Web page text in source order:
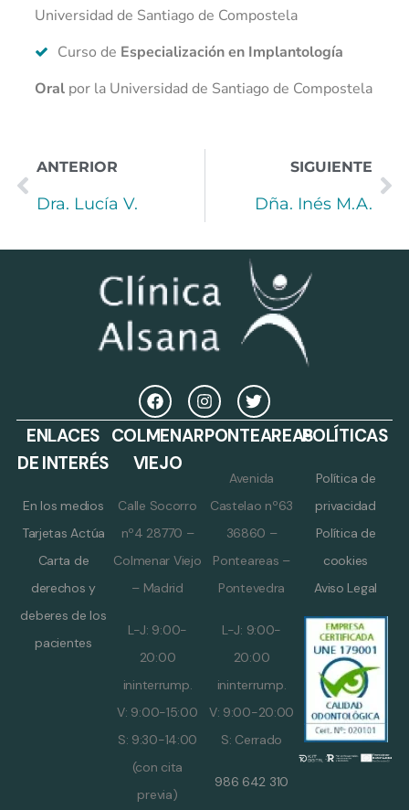
Universidad de Santiago de Compostela
Curso de Especialización en Implantología
Oralpor la Universidad de Santiago de Compostela
ANTERIOR
Dra. Lucía V.
SIGUIENTE
Dña. Inés M.A.
ENLACES
DE INTERÉS
En los medios
Tarjetas Actúa
Carta de
derechos y
deberes de los
pacientes
COLMENAR
VIEJO
Calle Socorro
nº4 28770 –
Colmenar Viejo
– Madrid
L-J: 9:00-
20:00
ininterrump.
V: 9:00-15:00
S: 9:30-14:00
(con cita
previa)
PONTEAREAS
Avenida
Castelao nº63
36860 –
Ponteareas –
Pontevedra
L-J: 9:00-
20:00
ininterrump.
V: 9:00-20:00
S: Cerrado
986 642 310
POLÍTICAS
Política de
privacidad
Política de
cookies
Aviso Legal